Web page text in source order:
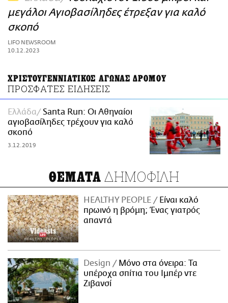
ΑΜΠΑ
PRINT
μεγάλοι Αγιοβασίληδες έτρεξαν για καλό
σκοπό
LIFO NEWSROOM
10.12.2023
ΧΡΙΣΤΟΥΓΕΝΝΙΑΤΙΚΟΣ ΑΓΩΝΑΣ ΔΡΟΜΟΥ
ΠΡΟΣΦΑΤΕΣ ΕΙΔΗΣΕΙΣ
Ελλάδα
Santa Run: Οι Αθηναίοι
αγιοβασίληδες τρέχουν για καλό
σκοπό
3.12.2019
ΘΕΜΑΤΑ ΔΗΜΟΦΙΛΗ
HEALTHY PEOPLE
Είναι καλό
πρωινό η βρόμη; Ένας γιατρός
απαντά
Design
Μόνο στα όνειρα: Τα
υπέροχα σπίτια του Ιμπέρ ντε
Ζιβανσί